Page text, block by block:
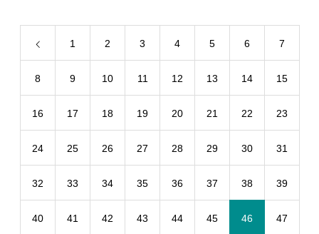
1 2 3 4 5 6 7
8 9 10 11 12 13 14 15
16 17 18 19 20 21 22 23
24 25 26 27 28 29 30 31
32 33 34 35 36 37 38 39
40 41 42 43 44 45 46 47